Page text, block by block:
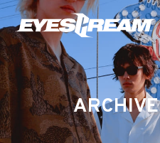
ARCHIVE